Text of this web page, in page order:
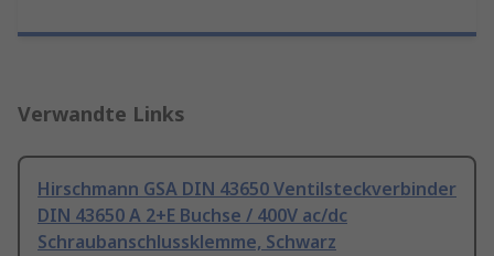
Verwandte Links
Hirschmann GSA DIN 43650 Ventilsteckverbinder
DIN 43650 A 2+E Buchse / 400V ac/dc
Schraubanschlussklemme, Schwarz